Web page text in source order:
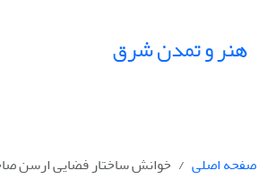
هنر و تمدن شرق
صفحه اصلی خوانش ساختار فضایی ارسن